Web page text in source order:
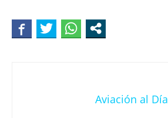
Aviación al Día